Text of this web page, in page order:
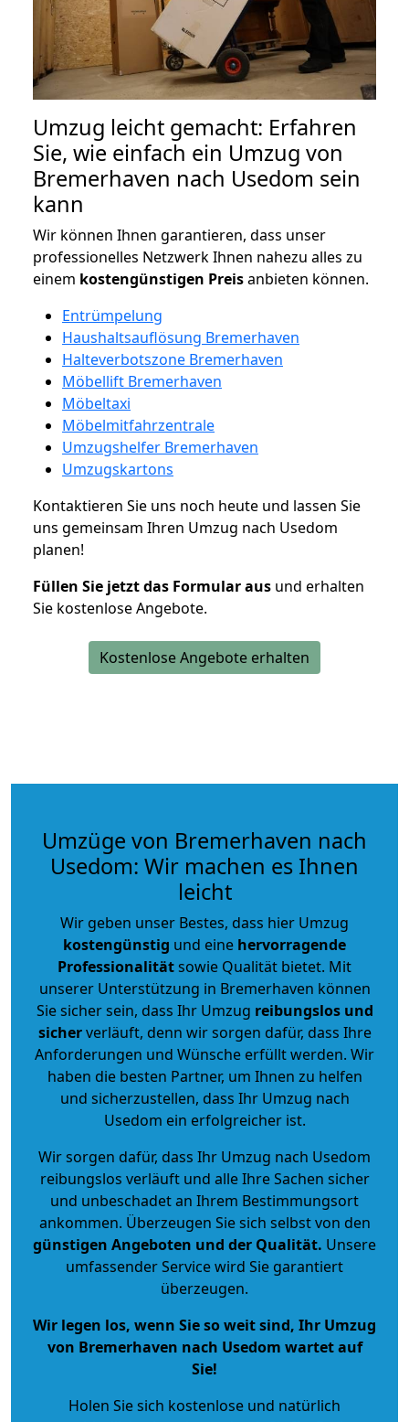
Umzug leicht gemacht: Erfahren
Sie, wie einfach ein Umzug von
Bremerhaven nach Usedom sein
kann
Wir können Ihnen garantieren, dass unser
professionelles Netzwerk Ihnen nahezu alles zu
einem kostengünstigen Preisanbieten können.
Entrümpelung
Haushaltsauflösung Bremerhaven
Halteverbotszone Bremerhaven
Möbellift Bremerhaven
Möbeltaxi
Möbelmitfahrzentrale
Umzugshelfer Bremerhaven
Umzugskartons
Kontaktieren Sie uns noch heute und lassen Sie
uns gemeinsam Ihren Umzug nach Usedom
planen!
Füllen Sie jetzt das Formular aus und erhalten
Sie kostenlose Angebote.
Kostenlose Angebote erhalten
Umzüge von Bremerhaven nach
Usedom: Wir machen es Ihnen
leicht
Wir geben unser Bestes, dass hier Umzug
kostengünstig und eine hervorragende
Professionalitätsowie Qualität bietet. Mit
unserer Unterstützung in Bremerhaven können
Sie sicher sein, dass Ihr Umzug reibungslos und
sicherverläuft, denn wir sorgen dafür, dass Ihre
Anforderungen und Wünsche erfüllt werden. Wir
haben die besten Partner, um Ihnen zu helfen
und sicherzustellen, dass Ihr Umzug nach
Usedom ein erfolgreicher ist.
Wir sorgen dafür, dass Ihr Umzug nach Usedom
reibungslos verläuft und alle Ihre Sachen sicher
und unbeschadet an Ihrem Bestimmungsort
ankommen. Überzeugen Sie sich selbst von den
günstigen Angeboten und der Qualität. Unsere
umfassender Service wird Sie garantiert
überzeugen.
Wir legen los, wenn Sie so weit sind, Ihr Umzug
von Bremerhaven nach Usedom wartet auf
Sie!
Holen Sie sich kostenlose und natürlich